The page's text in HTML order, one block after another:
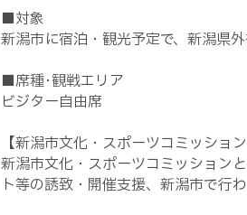
■対象
新潟市に宿泊・観光予定で、新潟県
■席種･観戦エリア
ビジター自由席
【新潟市文化・スポーツコミッション
新潟市文化・スポーツコミッション
ト等の誘致・開催支援、新潟市で行